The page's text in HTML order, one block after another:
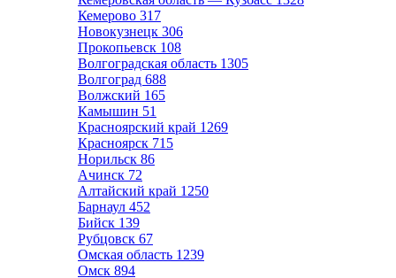
Кемерово 317
Новокузнецк 306
Прокопьевск 108
Волгоградская область 1305
Волгоград 688
Волжский 165
Камышин 51
Красноярский край 1269
Красноярск 715
Норильск 86
Ачинск 72
Алтайский край 1250
Барнаул 452
Бийск 139
Рубцовск 67
Омская область 1239
Омск 894